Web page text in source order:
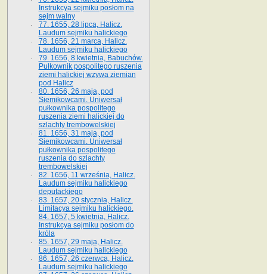
Instrukcya sejmiku posłom na
sejm walny
77. 1655, 28 lipca, Halicz.
Laudum sejmiku halickiego
78. 1656, 21 marca, Halicz.
Laudum sejmiku halickiego
79. 1656, 8 kwietnia, Babuchów.
Pułkownik pospolitego ruszenia
ziemi halickiej wzywa ziemian
pod Halicz
80. 1656, 26 maja, pod
Siemikowcami. Uniwersał
pułkownika pospolitego
ruszenia ziemi halickiej do
szlachty trembowelskiej
81. 1656, 31 maja, pod
Siemikowcami. Uniwersał
pułkownika pospolitego
ruszenia do szlachty
trembowelskiej
82. 1656, 11 września, Halicz.
Laudum sejmiku halickiego
deputackiego
83. 1657, 20 stycznia, Halicz.
Limitacya sejmiku halickiego.
84. 1657, 5 kwietnia, Halicz.
Instrukcya sejmiku posłom do
króla
85. 1657, 29 maja, Halicz.
Laudum sejmiku halickiego
86. 1657, 26 czerwca, Halicz.
Laudum sejmiku halickiego